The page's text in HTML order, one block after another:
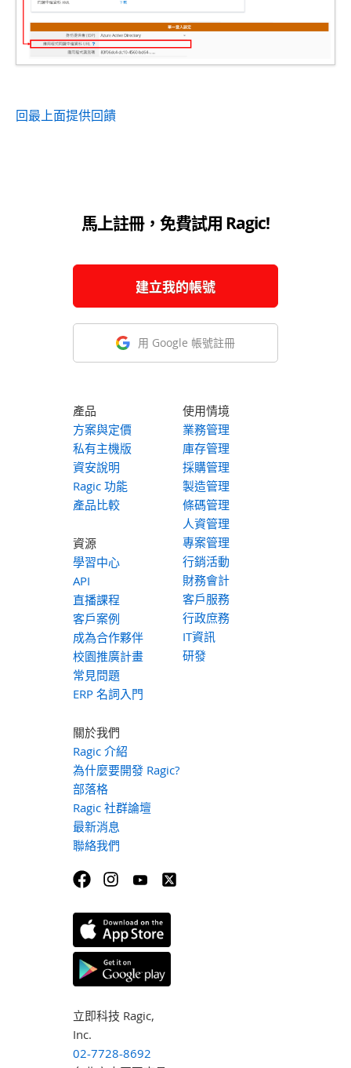
回最上面提供回饋
馬上註冊，免費試用 Ragic!
建立我的帳號
用 Google 帳號註冊
產品
方案與定價
私有主機版
資安說明
Ragic 功能
產品比較
資源
學習中心
API
直播課程
客戶案例
成為合作夥伴
校園推廣計畫
常見問題
ERP 名詞入門
使用情境
業務管理
庫存管理
採購管理
製造管理
條碼管理
人資管理
專案管理
行銷活動
財務會計
客戶服務
行政庶務
IT資訊
研發
關於我們
Ragic 介紹
為什麼要開發 Ragic?
部落格
Ragic 社群論壇
最新消息
聯絡我們
立即科技 Ragic,
Inc.
02-7728-8692